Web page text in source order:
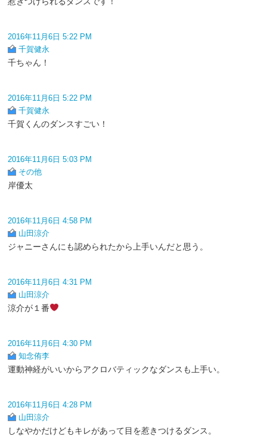
2016年11月6日 5:22 PM
千賀健永
千ちゃん！
2016年11月6日 5:22 PM
千賀健永
千賀くんのダンスすごい！
2016年11月6日 5:03 PM
その他
岸優太
2016年11月6日 4:58 PM
山田涼介
ジャニーさんにも認められたから上手いんだと思う。
2016年11月6日 4:31 PM
山田涼介
涼介が１番
2016年11月6日 4:30 PM
知念侑李
運動神経がいいからアクロバティックなダンスも上手い。
2016年11月6日 4:28 PM
山田涼介
しなやかだけどもキレがあって目を惹きつけるダンス。